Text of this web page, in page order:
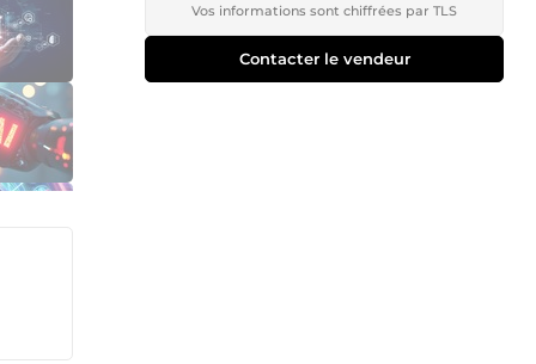
Vos informations sont chiffrées par TLS
Contacter le vendeur